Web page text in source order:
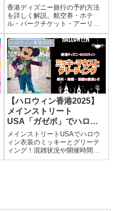
ル・チケット・DPAまで
徹底ガイド！
香港ディズニー旅行の予約方法
を詳しく解説。航空券・ホテ
ル・パークチケット・アーリ
ー・DPA・レストラン予約ま
で、2泊3日旅行の実例をもとに
スケジュールと費用を紹介しま
す。
ハロウィン香港2025
【ハロウィン香港2025】
メインストリート
USA「ガゼボ」でハロウ
ィン衣装のミッキーとグリ
ーティング！場所・時間・
混雑を徹底レポ
メインストリートUSAでハロウ
ィン衣装のミッキーとグリーテ
ィング！混雑状況や開催時間な
どをレポート！